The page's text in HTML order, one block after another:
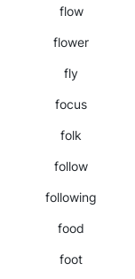
flow
flower
fly
focus
folk
follow
following
food
foot